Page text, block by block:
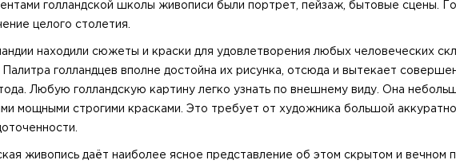
голландской школы живописи были портрет, пейзаж, бытовые сцены.
целого столетия.
находили сюжеты и краски для удовлетворения любых человеческих
Палитра голландцев вполне достойна их рисунка, отсюда и вытекает
Любую голландскую картину легко узнать по внешнему виду. Она
мощными строгими красками. Это требует от художника большой
живопись даёт наиболее ясное представление об этом скрытом и вечном